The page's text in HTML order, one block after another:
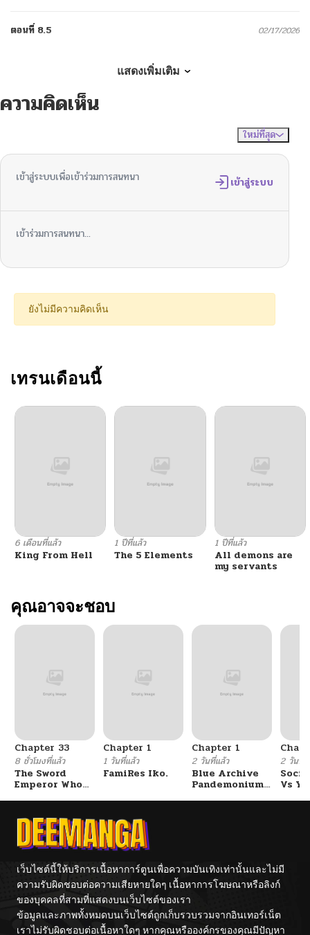
ตอนที่ 8.5 02/17/2026
ตอนที่ 7
02/10/2026
ตอนที่ 5 01/23/2026
01/23/2026
ตอนที่ 4.3 01/19/2026
ตอนที่ 4.1
ตอนที่ 3
01/14/2026
ตอนที่ 0
แสดงเพิ่มเติม
ความคิดเห็น
ใหม่ที่สุด
เข้าสู่ระบบเพื่อเข้าร่วมการสนทนา เข้าสู่ระบบ
เข้าร่วมการสนทนา...
ยังไม่มีความคิดเห็น
เทรนเดือนนี้
6 เดือนที่แล้ว
King From Hell
1 ปีที่แล้ว
The 5 Elements
1 ปีที่แล้ว
All demons are
my servants
คุณอาจจะชอบ
Chapter 33
8 ชั่วโมงที่แล้ว
The Sword
Emperor Who
จักรพรรดิเทพดาบ
ผงาดเหนือชาติภพ
Chapter 1
1 วันที่แล้ว
FamiRes Iko.
Chapter 1
2 วันที่แล้ว
Blue Archive
Pandemonium
2 วันที่แ
Vs
เว็บไซต์นี้ให้บริการเนื้อหาการ์ตูนเพื่อความบันเทิงเท่านั้นและไม่มี
ความรับผิดชอบต่อความเสียหายใดๆ เนื้อหาการโฆษณาหรือลิงก์
ของบุคคลที่สามที่แสดงบนเว็บไซต์ของเรา
ข้อมูลและภาพทั้งหมดบนเว็บไซต์ถูกเก็บรวบรวมจากอินเทอร์เน็ต
เราไม่รับผิดชอบต่อเนื้อหาใดๆ หากคุณหรือองค์กรของคุณมีปัญหา